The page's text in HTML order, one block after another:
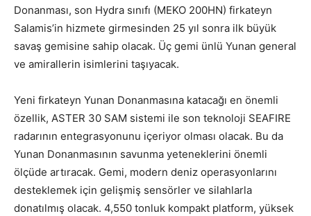
Donanması, son Hydra sınıfı (MEKO 200HN) firkateyn
Salamis’in hizmete girmesinden 25 yıl sonra ilk büyük
savaş gemisine sahip olacak. Üç gemi ünlü Yunan general
ve amirallerin isimlerini taşıyacak.
Yeni firkateyn Yunan Donanmasına katacağı en önemli
özellik, ASTER 30 SAM sistemi ile son teknoloji SEAFIRE
radarının entegrasyonunu içeriyor olması olacak. Bu da
Yunan Donanmasının savunma yeteneklerini önemli
ölçüde artıracak. Gemi, modern deniz operasyonlarını
desteklemek için gelişmiş sensörler ve silahlarla
donatılmış olacak. 4,550 tonluk kompakt platform, yüksek